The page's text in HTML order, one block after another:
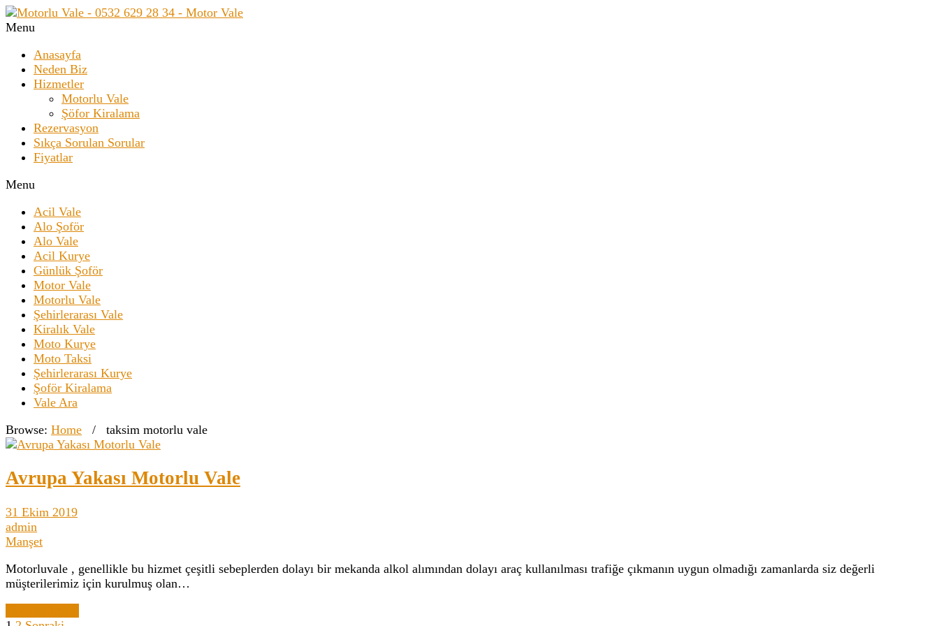
Menu
Anasayfa
Neden Biz
Hizmetler
Motorlu Vale
Şöfor Kiralama
Rezervasyon
Sıkça Sorulan Sorular
Fiyatlar
Menu
Acil Vale
Alo Şoför
Alo Vale
Acil Kurye
Günlük Şoför
Motor Vale
Motorlu Vale
Şehirlerarası Vale
Kiralık Vale
Moto Kurye
Moto Taksi
Şehirlerarası Kurye
Şoför Kiralama
Vale Ara
Browse: Home / taksim motorlu vale
Avrupa Yakası Motorlu Vale
31 Ekim 2019
admin
Manşet
Motorluvale , genellikle bu hizmet çeşitli sebeplerden dolayı bir mekanda alkol alımından dolayı araç kullanılması trafiğe çıkmanın uygun olmadığı zamanlarda siz değerli
müşterilerimiz için kurulmuş olan…